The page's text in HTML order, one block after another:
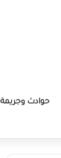
حوادث وجريمة